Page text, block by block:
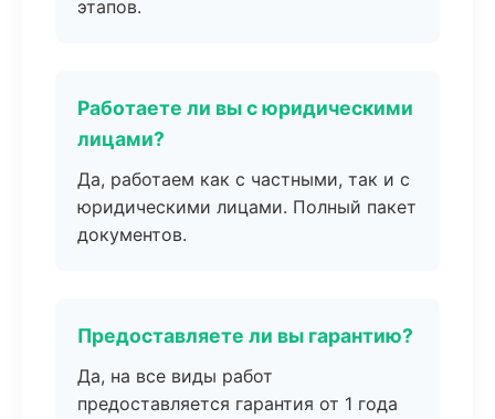
этапов.
Работаете ли вы с юридическими
лицами?
Да, работаем как с частными, так и с
юридическими лицами. Полный пакет
документов.
Предоставляете ли вы гарантию?
Да, на все виды работ
предоставляется гарантия от 1 года